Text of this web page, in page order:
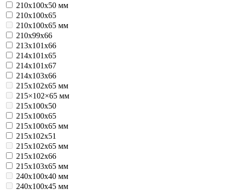
210х100х50 мм
210х100х65
210х100х65 мм
210х99х66
213х101х66
214х101х65
214х101х67
214х103х66
215x102x65 мм
215×102×65 мм
215х100х50
215х100х65
215х100х65 мм
215х102х51
215х102х65 мм
215х102х66
215х103х65 мм
240x100x40 мм
240x100x45 мм